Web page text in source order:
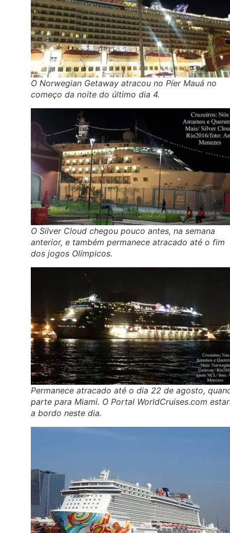
O Norwegian Getaway atracou no Píer Mauá no
começo da noite do último dia 4.
O Silver Cloud chegou pouco antes, na semana
anterior, e também permanece atracado até o fim
dos jogos Olímpicos.
Permanece atracado até o dia 22 de agosto,
parte para Miami. O Portal WorldCruises.com
a bordo neste dia.